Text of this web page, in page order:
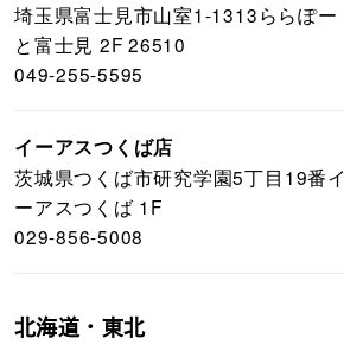
埼玉県富士見市山室1-1313ららぽー
と富士見 2F 26510
049-255-5595
イーアスつくば店
茨城県つくば市研究学園5丁目19番イ
ーアスつくば 1F
029-856-5008
北海道・東北